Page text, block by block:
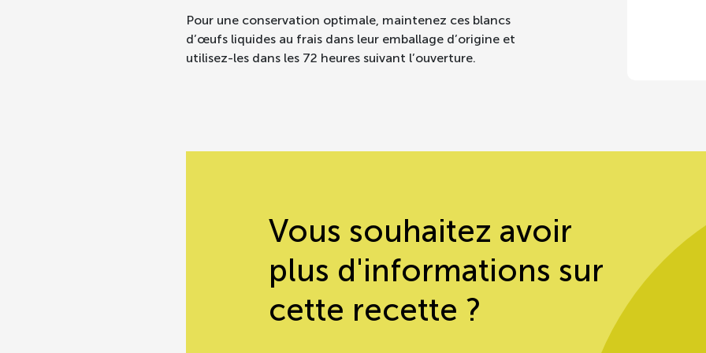
Pour une conservation optimale, maintenez ces blancs
d’œufs liquides au frais dans leur emballage d’origine et
utilisez-les dans les 72 heures suivant l’ouverture.
Vous souhaitez avoir
plus d'informations sur
cette recette ?